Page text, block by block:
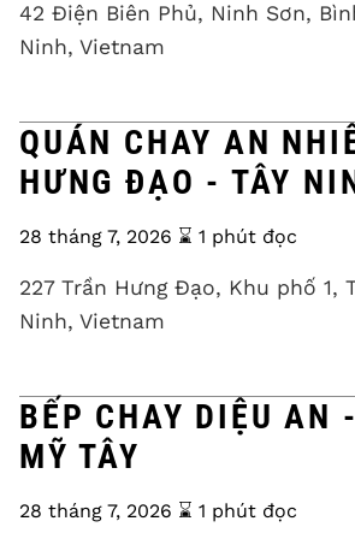
42 Điện Biên Phủ, Ninh Sơn,
Ninh, Vietnam
QUÁN CHAY AN
HƯNG ĐẠO - TÂY
28 tháng 7, 2026 ⌛️ 1 phút đọc
227 Trần Hưng Đạo, Khu phố 1,
Ninh, Vietnam
BẾP CHAY DIỆU AN
MỸ TÂY
28 tháng 7, 2026 ⌛️ 1 phút đọc